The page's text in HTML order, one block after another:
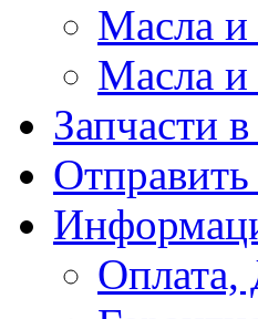
Масла и
Масла и
Запчасти
Отправить
Оплата,